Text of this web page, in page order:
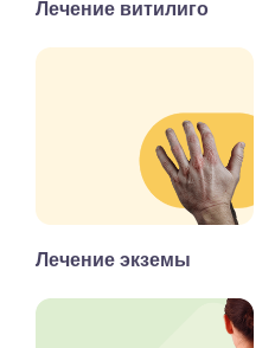
Лечение витилиго
Лечение экземы